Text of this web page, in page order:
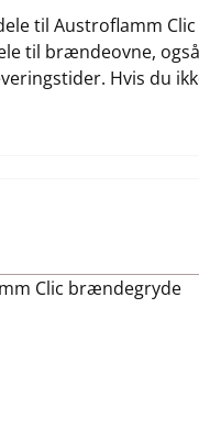
til Austroflamm
til brændeovne,
Hvis du